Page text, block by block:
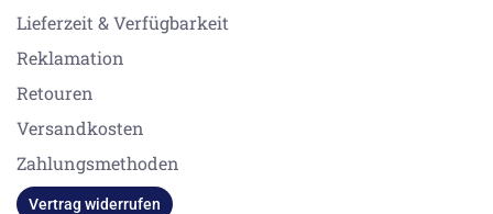
Lieferzeit & Verfügbarkeit
Reklamation
Retouren
Versandkosten
Zahlungsmethoden
Vertrag widerrufen